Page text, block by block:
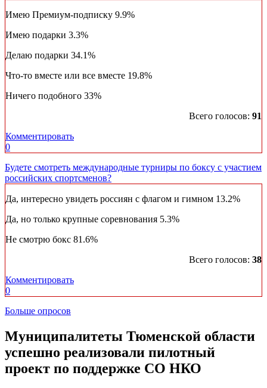
Имею Премиум-подписку 9.9%
Имею подарки 3.3%
Делаю подарки 34.1%
Что-то вместе или все вместе 19.8%
Ничего подобного 33%
Всего голосов: 91
Комментировать
0
Будете смотреть международные турниры по боксу с участием
российских спортсменов?
Да, интересно увидеть россиян с флагом и гимном 13.2%
Да, но только крупные соревнования 5.3%
Не смотрю бокс 81.6%
Всего голосов: 38
Комментировать
0
Больше опросов
​Муниципалитеты Тюменской области
успешно реализовали пилотный
проект по поддержке СО НКО